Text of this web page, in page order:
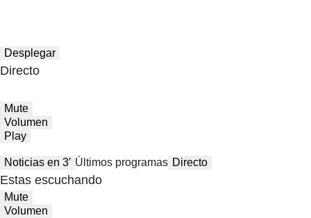
Desplegar
Directo
Mute
Volumen
Play
Noticias en 3′ Últimos programas Directo
Estas escuchando
Mute
Volumen